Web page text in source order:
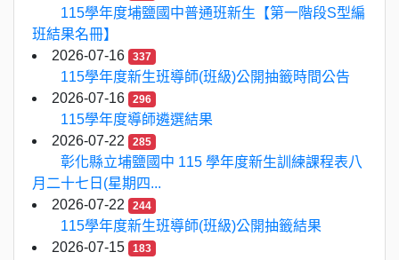
115學年度埔鹽國中普通班新生【第一階段S型編
班結果名冊】
2026-07-16
337
115學年度新生班導師(班級)公開抽籤時間公告
2026-07-16
296
115學年度導師遴選結果
2026-07-22
285
彰化縣立埔鹽國中 115 學年度新生訓練課程表八
月二十七日(星期四...
2026-07-22
244
115學年度新生班導師(班級)公開抽籤結果
2026-07-15
183